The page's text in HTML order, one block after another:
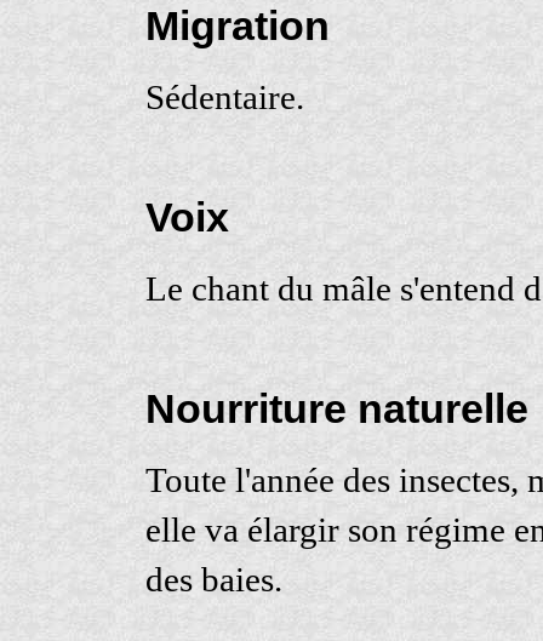
Migration
Sédentaire.
Voix
Le chant du mâle s'entend
Nourriture naturelle
Toute l'année des insectes,
elle va élargir son régime
des baies.